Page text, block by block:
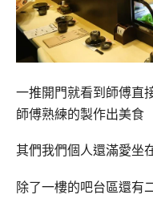
一推開門就看到師傅直
師傅熟練的製作出美食
其們我們個人還滿愛坐
除了一樓的吧台區還有